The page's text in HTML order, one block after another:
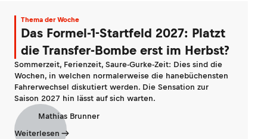
Thema der Woche
Das Formel-1-Startfeld 2027: Platzt
die Transfer-Bombe erst im Herbst?
Sommerzeit, Ferienzeit, Saure-Gurke-Zeit: Dies sind die
Wochen, in welchen normalerweise die hanebüchensten
Fahrerwechsel diskutiert werden. Die Sensation zur
Saison 2027 hin lässt auf sich warten.
Mathias Brunner
Weiterlesen